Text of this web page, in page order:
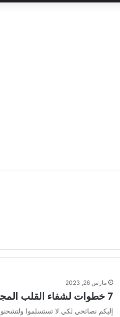
مارس 26, 2023
7 خطوات لشفاء القلب المجروح
إليكم نصائحي لكي لا تستسلموا